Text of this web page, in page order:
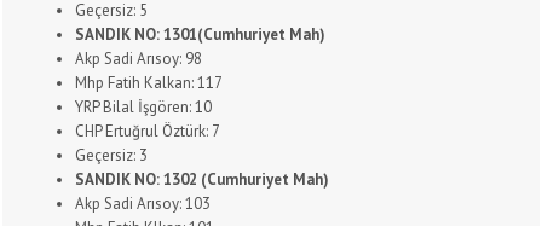
Geçersiz: 5
SANDIK NO: 1301(Cumhuriyet Mah)
Akp Sadi Arısoy: 98
Mhp Fatih Kalkan: 117
YRP Bilal İşgören: 10
CHP Ertuğrul Öztürk: 7
Geçersiz: 3
SANDIK NO: 1302 (Cumhuriyet Mah)
Akp Sadi Arısoy: 103